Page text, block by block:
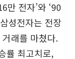
만 전자’와 ‘90
성전자는 전장
래를 마쳤다.
률 최고치로,